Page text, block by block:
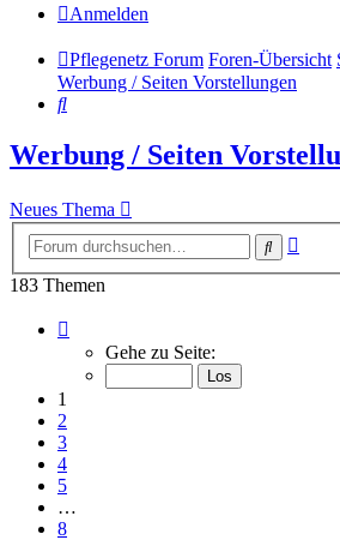
Anmelden
Pflegenetz Forum Foren-Übersicht
Werbung / Seiten Vorstellungen
Suche
Werbung / Seiten
Neues Thema
Suche
183 Themen
von
Gehe zu Seite:
1
2
3
4
5
…
8